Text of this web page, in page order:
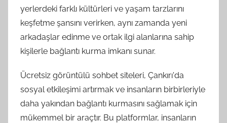
yerlerdeki farklı kültürleri ve yaşam tarzlarını
keşfetme şansını verirken, aynı zamanda yeni
arkadaşlar edinme ve ortak ilgi alanlarına sahip
kişilerle bağlantı kurma imkanı sunar.
Ücretsiz görüntülü sohbet siteleri, Çankırı'da
sosyal etkileşimi artırmak ve insanların birbirleriyle
daha yakından bağlantı kurmasını sağlamak için
mükemmel bir araçtır. Bu platformlar, insanların